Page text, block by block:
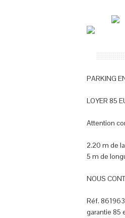
PARKING
LOYER 85
Attention
2.20 m de
5 m de
NOUS
Réf.
garantie 85